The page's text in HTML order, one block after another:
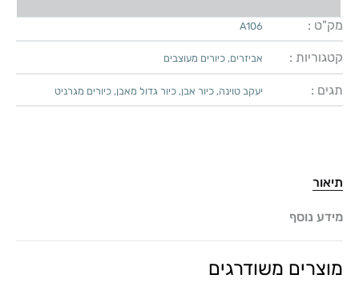
מק"ט : A106
קטגוריות : אביזרים, כיורים מעוצבים
תגים : יעקב טוינה, כיור אבן, כיור גדול מאבן, כיורים מגרניט
תיאור
מידע נוסף
מוצרים משודרגים